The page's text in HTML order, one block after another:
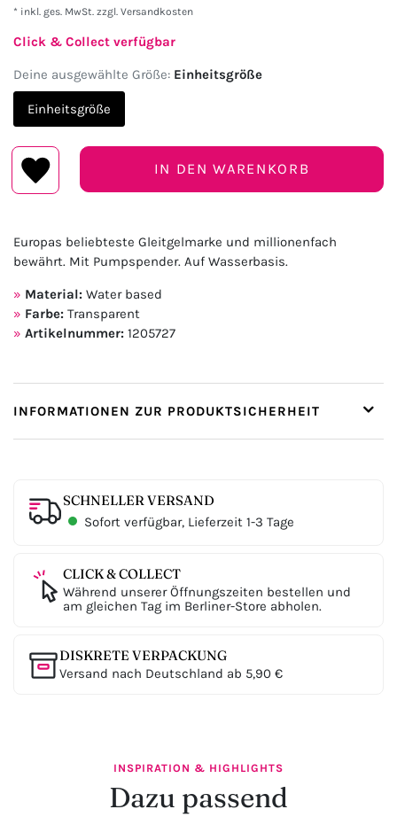
* inkl. ges. MwSt. zzgl. Versandkosten
Click & Collect verfügbar
Deine ausgewählte Größe: Einheitsgröße
Einheitsgröße
IN DEN WARENKORB
Europas beliebteste Gleitgelmarke und millionenfach
bewährt. Mit Pumpspender. Auf Wasserbasis.
Material: Water based
Farbe: Transparent
Artikelnummer: 1205727
INFORMATIONEN ZUR PRODUKTSICHERHEIT
SCHNELLER VERSAND
Sofort verfügbar, Lieferzeit 1-3 Tage
CLICK & COLLECT
Während unserer Öffnungszeiten bestellen und
am gleichen Tag im Berliner-Store abholen.
DISKRETE VERPACKUNG
Versand nach Deutschland ab 5,90 €
INSPIRATION & HIGHLIGHTS
Dazu passend